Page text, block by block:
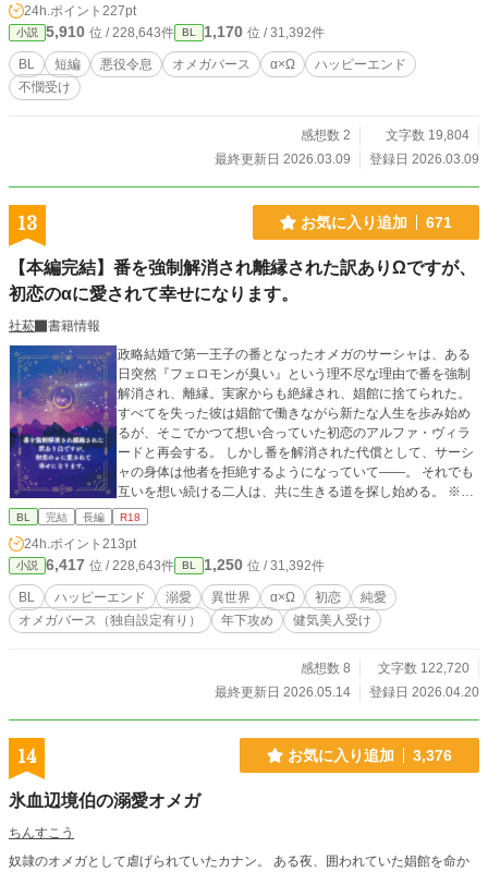
24h.ポイント 227pt
小説 5,910 位 / 228,643件 BL 1,170 位 / 31,392件
BL 短編 悪役令息 オメガバース α×Ω
ハッピーエンド
不憫受け
感想数 2
文字数 19,804
最終更新日 2026.03.09
登録日 2026.03.09
13 お気に入り追加 671
【本編完結】番を強制解消され離縁された訳ありΩですが、
初恋のαに愛されて幸せになります。
社菘
書籍情報
政略結婚で第一王子の番となったオメガのサーシャは、ある
日突然『フェロモンが臭い』という理不尽な理由で番を強制
解消され、離縁。実家からも絶縁され、娼館に捨てられた。
すべてを失った彼は娼館で働きながら新たな人生を歩み始め
るが、そこでかつて想い合っていた初恋のアルファ・ヴィラ
ードと再会する。 しかし番を解消された代償として、サーシ
ャの身体は他者を拒絶するようになっていて――。 それでも
互いを想い続ける二人は、共に生きる道を探し始める。 ※オ
メガバース特殊設定あり ※性描写がある話数には『＊』をつ
ね・感想など作者大歓喜します✧
BL 完結 長編 R18
24h.ポイント 213pt
小説 6,417 位 / 228,643件 BL 1,250 位 / 31,392件
BL ハッピーエンド 溺愛 異世界 α×Ω 初恋
純愛
オメガバース（独自設定有り）
年下攻め 健気美人受け
感想数 8
文字数 122,720
最終更新日 2026.05.14
登録日 2026.04.20
14 お気に入り追加 3,376
氷血辺境伯の溺愛オメガ
ちんすこう
奴隷のオメガとして虐げられていたカナン。 ある夜、囲われていた娼館を命か